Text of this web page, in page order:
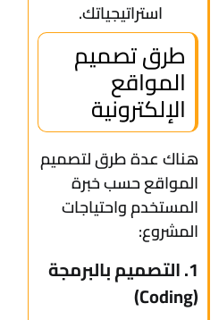
استراتيجياتك.
طرق تصميم
المواقع
الإلكترونية
هناك عدة طرق لتصميم
المواقع حسب خبرة
المستخدم واحتياجات
المشروع:
1. التصميم بالبرمجة
(Coding)